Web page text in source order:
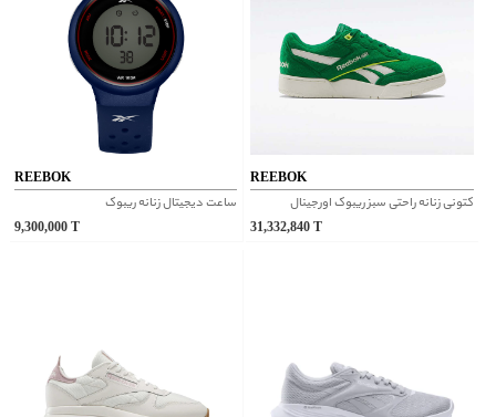
REEBOK
ساعت دیجیتال زنانه ریبوک
9,300,000
REEBOK
کتونی زنانه راحتی سبز ریبوک اورجینال
31,332,840